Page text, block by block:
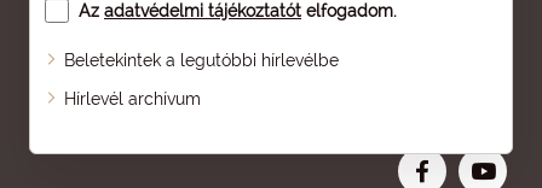
Az adatvédelmi tájékoztatót elfogadom.
Beletekintek a legutóbbi hírlevélbe
Hírlevél archívum
Oldaltérkép